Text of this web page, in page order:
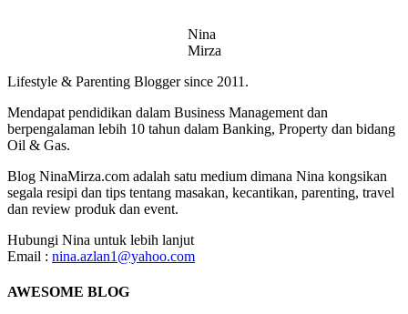
Nina
Mirza
Lifestyle & Parenting Blogger since 2011.
Mendapat pendidikan dalam Business Management dan
berpengalaman lebih 10 tahun dalam Banking, Property dan bidang
Oil & Gas.
Blog NinaMirza.com adalah satu medium dimana Nina kongsikan
segala resipi dan tips tentang masakan, kecantikan, parenting, travel
dan review produk dan event.
Hubungi Nina untuk lebih lanjut
Email : nina.azlan1@yahoo.com
AWESOME BLOG